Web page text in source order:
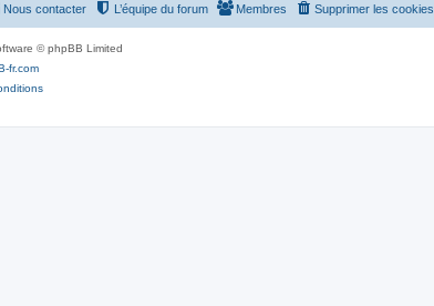
Supprimer les cookies
Membres
L’équipe du forum
Nous contacter
© phpBB Limited
fr.com